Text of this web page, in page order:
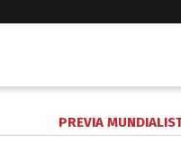
PREVIA